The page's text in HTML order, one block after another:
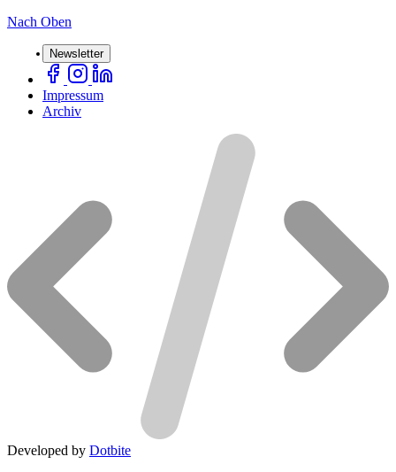
Nach Oben
Newsletter
Impressum
Archiv
Developed by Dotbite